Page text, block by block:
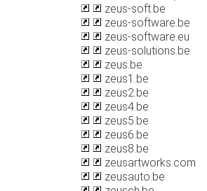
zeus-soft.be
zeus-software.be
zeus-software.eu
zeus-solutions.be
zeus.be
zeus1.be
zeus2.be
zeus4.be
zeus5.be
zeus6.be
zeus8.be
zeusartworks.com
zeusauto.be